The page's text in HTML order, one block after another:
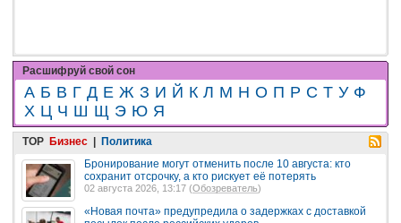
Расшифруй свой сон
А Б В Г Д Е Ж З И Й К Л М Н О П Р С Т У Ф
Х Ц Ч Ш Щ Э Ю Я
TOP Бизнес | Политика
Бронирование могут отменить после 10 августа: кто
сохранит отсрочку, а кто рискует её потерять
02 августа 2026, 13:17 (Обозреватель)
«Новая почта» предупредила о задержках с доставкой